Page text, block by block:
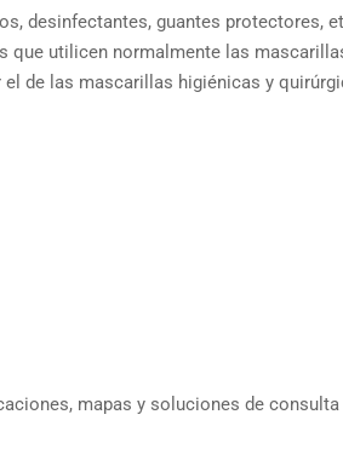
desinfectantes, guantes protectores,
que utilicen normalmente las
de las mascarillas higiénicas y
mapas y soluciones de consulta